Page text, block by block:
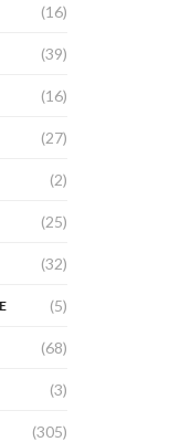
(16)
(39)
(16)
(27)
(2)
(25)
(32)
(5)
(68)
(3)
(305)